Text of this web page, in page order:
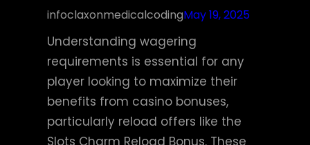
infoclaxonmedicalcodingMay 19, 2025
Understanding wagering
requirements is essential for any
player looking to maximize their
benefits from casino bonuses,
particularly reload offers like the